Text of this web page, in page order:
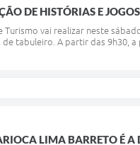
DE HISTÓRIAS E
vai realizar neste
tabuleiro. A partir das 9h30, a
LIMA BARRETO É A